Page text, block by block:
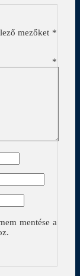
mezőket *
*
mentése a